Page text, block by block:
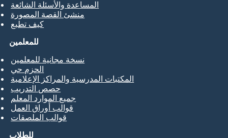
المساعدة والأسئلة الشائعة
منشئ القصة المصورة
كيف تطبع
للطلاب
للمعلمين
نسخة مجانية للمعلمين
الحزم حي
المكتبات المدرسية والمراكز الإعلامية
حصص التدريب
جميع الموارد المعلم
قوالب أوراق العمل
قوالب الملصقات